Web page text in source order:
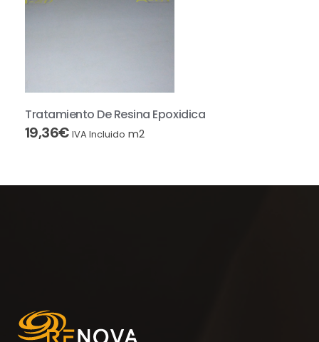
Tratamiento De Resina Epoxidica
19,36€ IVA Incluido m2